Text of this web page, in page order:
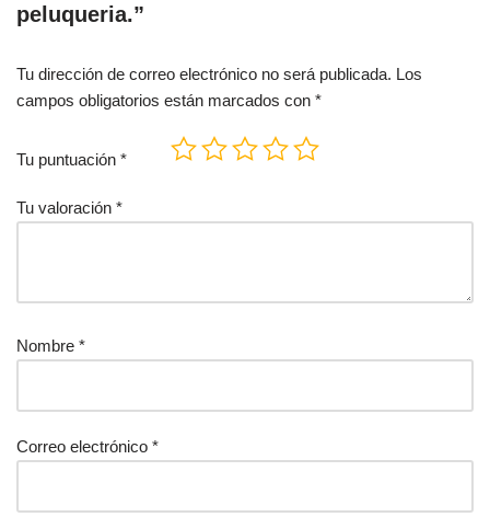
peluqueria.”
Tu dirección de correo electrónico no será publicada. Los
campos obligatorios están marcados con *
Tu puntuación *
Tu valoración *
Nombre *
Correo electrónico *